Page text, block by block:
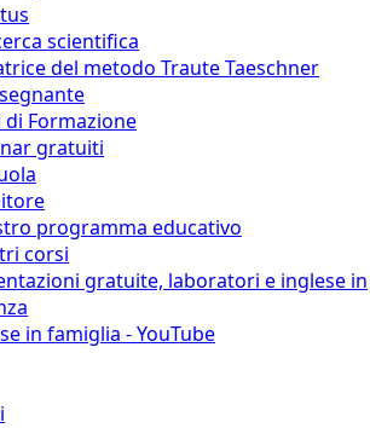
scientifica
del metodo Traute Taeschner
di Formazione
gratuiti
programma educativo
corsi
gratuite, laboratori e inglese in
in famiglia - YouTube